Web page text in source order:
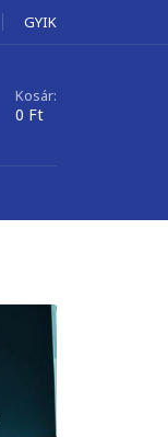
GYIK
Kosár:
0 Ft